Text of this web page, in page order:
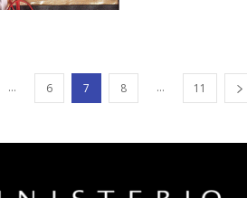
... 6 7 8 ... 11